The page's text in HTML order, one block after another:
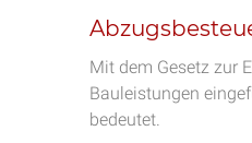
Mit dem Gesetz zur
Bauleistungen
bedeutet.